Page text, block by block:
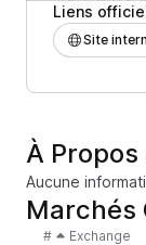
Liens
Site
À
Aucune
Marchés
# Exchange